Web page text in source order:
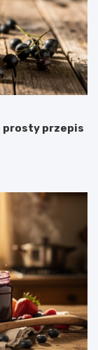
prosty przepis